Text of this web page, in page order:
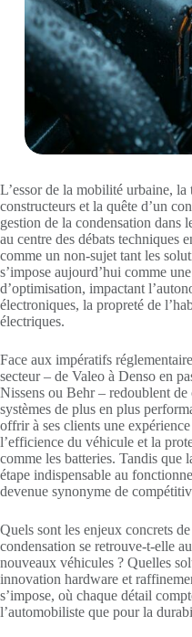
L’essor de la mobilité urbaine,
constructeurs et la quête d’un
gestion de la condensation dans
au centre des débats techniques
comme un non-sujet tant les
s’impose aujourd’hui comme
d’optimisation, impactant
électroniques, la propreté de
électriques.
Face aux impératifs
secteur – de Valeo à Denso en
Nissens ou Behr – redoublent
systèmes de plus en plus
offrir à ses clients une
l’efficience du véhicule et la
comme les batteries. Tandis que
étape indispensable au
devenue synonyme de
Quels sont les enjeux concrets
condensation se retrouve-t-elle
nouveaux véhicules ? Quelles
innovation hardware et
s’impose, où chaque détail
l’automobiliste que pour la